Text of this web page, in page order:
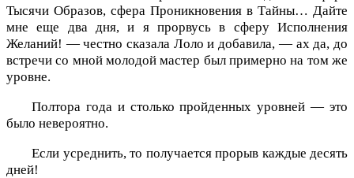
Тысячи Образов, сфера Проникновения в Тайны… Дайте
мне еще два дня, и я прорвусь в сферу Исполнения
Желаний! — честно сказала Лоло и добавила, — ах да, до
встречи со мной молодой мастер был примерно на том же
уровне.
Полтора года и столько пройденных уровней — это
было невероятно.
Если усреднить, то получается прорыв каждые десять
дней!